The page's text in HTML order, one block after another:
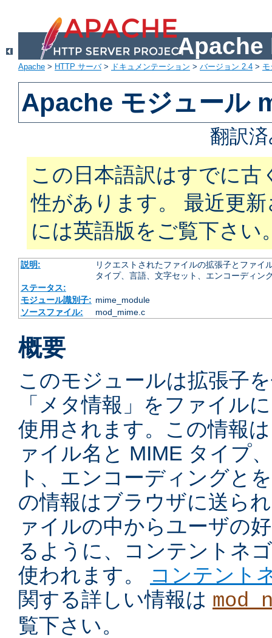
Apache
Apache > HTTP サーバ> ドキュメンテーション > バージョン 2.4 >
Apache モジュール
翻訳
この日本語訳はすでに古
性があります。 最近更
には英語版をご覧下さい
説明:
リクエストされたファイルの拡張子とファ
タイプ、言語、文字セット、エンコーディン
ステータス:
モジュール識別子: mime_module
ソースファイル:
mod_mime.c
概要
このモジュールは拡張子
「メタ情報」をファイル
使用されます。この情報
ァイル名と MIME タイプ
ト、エンコーディングと
の情報はブラウザに送ら
ァイルの中からユーザの
るように、コンテントネ
使われます。
コンテント
関する詳しい情報は
覧下さい。